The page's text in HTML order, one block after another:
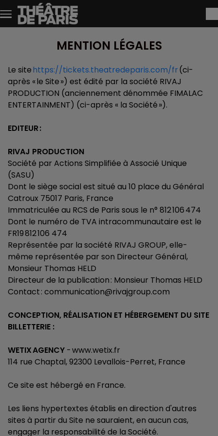
Aller au contenu principal
MENTION LÉGALES
Le sitehttps://tickets.theatredeparis.com/fr(ci-
après « le Site ») est édité par la société RIVAJ
PRODUCTION (anciennement dénommée FIMALAC
ENTERTAINMENT) (ci-après « la Société »).
EDITEUR :
RIVAJ PRODUCTION
Société par Actions Simplifiée à Associé Unique
(SASU)
Dont le siège social est situé au 10 place du Général
Catroux 75017 Paris, France
Immatriculée au RCS de Paris sous le n° 812 106 474
Dont le numéro de TVA intracommunautaire est le
FR19 812 106 474
Représentée par la société RIVAJ GROUP, elle-
même représentée par son Directeur Général,
Monsieur Thomas HELD
Directeur de la publication : Monsieur Thomas HELD
Contact : communication@rivajgroup.com
CONCEPTION, RÉALISATION ET HÉBERGEMENT DU SITE
BILLETTERIE :
WETIX AGENCY - www.wetix.fr
114 rue Chaptal, 92300 Levallois-Perret, France
Ce site est hébergé en France.
Les liens hypertextes établis en direction d'autres
sites à partir du Site ne sauraient, en aucun cas,
engager la responsabilité de la Société.